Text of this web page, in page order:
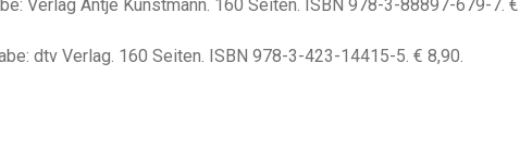
Verlag Antje Kunstmann. 160 Seiten. ISBN 978-3-88897-679-7.
dtv Verlag. 160 Seiten. ISBN 978-3-423-14415-5. € 8,90.